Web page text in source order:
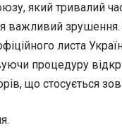
який тривалий
важливий
листа
процедуру
що стосується